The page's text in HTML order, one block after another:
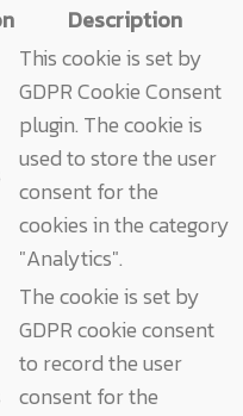
Description
This cookie is set by
GDPR Cookie Consent
plugin. The cookie is
used to store the user
consent for the
cookies in the category
"Analytics".
The cookie is set by
GDPR cookie consent
to record the user
consent for the